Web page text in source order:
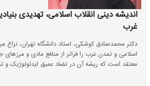
اندیشه دینی انقلاب اسلامی، تهدیدی
غرب
دکتر محمدصادق کوشکی، استاد دانشگاه تهران، نزاع
اسلامی و تمدن غرب را فراتر از منافع مادی و مرزهای
معتقد است که ریشه آن در تضاد عمیق ایدئولوژیک